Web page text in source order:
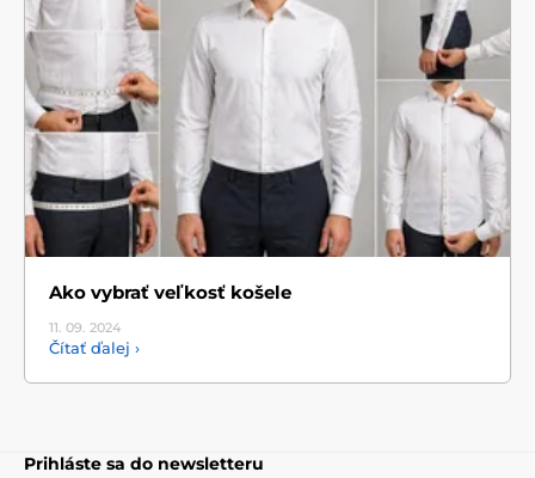
Ako vybrať veľkosť košele
11. 09. 2024
Čítať ďalej ›
Prihláste sa do newsletteru